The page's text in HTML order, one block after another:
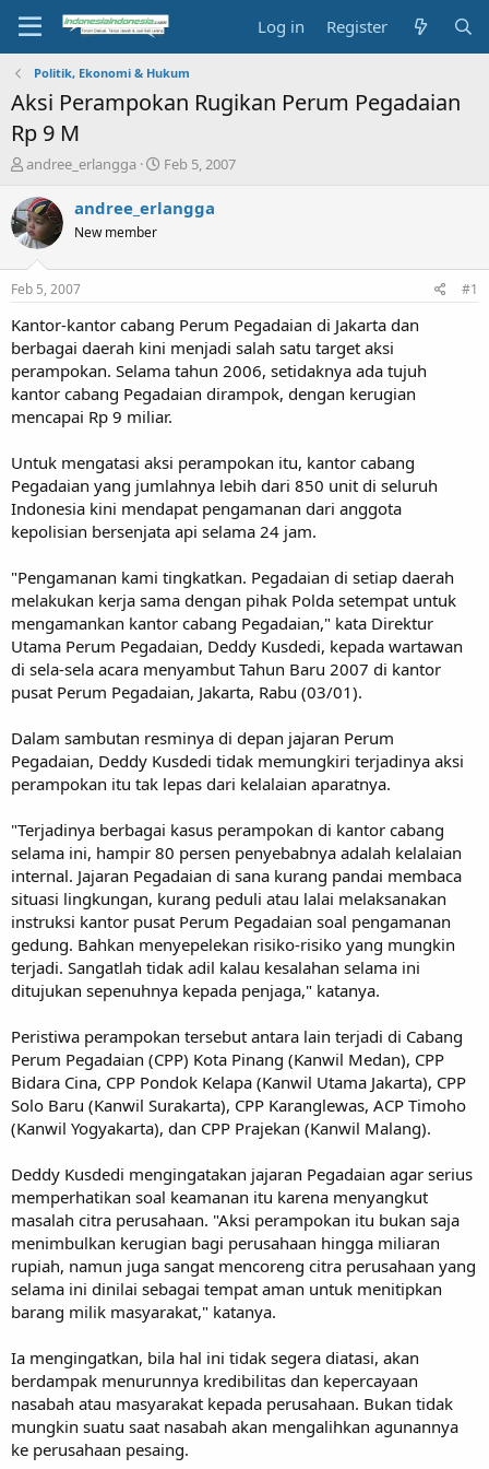
Log in Register
Politik, Ekonomi & Hukum
Aksi Perampokan Rugikan Perum Pegadaian
Rp 9 M
T
r
e
a
s
t
a
t
e
r
andree_erlangga
S
a
e
Feb 5, 2007
andree_erlangga
New member
Feb 5, 2007 #1
Kantor-kantor cabang Perum Pegadaian di Jakarta dan
berbagai daerah kini menjadi salah satu target aksi
perampokan. Selama tahun 2006, setidaknya ada tujuh
kantor cabang Pegadaian dirampok, dengan kerugian
mencapai Rp 9 miliar.
Untuk mengatasi aksi perampokan itu, kantor cabang
Pegadaian yang jumlahnya lebih dari 850 unit di seluruh
Indonesia kini mendapat pengamanan dari anggota
kepolisian bersenjata api selama 24 jam.
"Pengamanan kami tingkatkan. Pegadaian di setiap daerah
melakukan kerja sama dengan pihak Polda setempat untuk
mengamankan kantor cabang Pegadaian," kata Direktur
Utama Perum Pegadaian, Deddy Kusdedi, kepada wartawan
di sela-sela acara menyambut Tahun Baru 2007 di kantor
pusat Perum Pegadaian, Jakarta, Rabu (03/01).
Dalam sambutan resminya di depan jajaran Perum
Pegadaian, Deddy Kusdedi tidak memungkiri terjadinya aksi
perampokan itu tak lepas dari kelalaian aparatnya.
"Terjadinya berbagai kasus perampokan di kantor cabang
selama ini, hampir 80 persen penyebabnya adalah kelalaian
internal. Jajaran Pegadaian di sana kurang pandai membaca
situasi lingkungan, kurang peduli atau lalai melaksanakan
instruksi kantor pusat Perum Pegadaian soal pengamanan
gedung. Bahkan menyepelekan risiko-risiko yang mungkin
terjadi. Sangatlah tidak adil kalau kesalahan selama ini
ditujukan sepenuhnya kepada penjaga," katanya.
Peristiwa perampokan tersebut antara lain terjadi di Cabang
Perum Pegadaian (CPP) Kota Pinang (Kanwil Medan), CPP
Bidara Cina, CPP Pondok Kelapa (Kanwil Utama Jakarta), CPP
Solo Baru (Kanwil Surakarta), CPP Karanglewas, ACP Timoho
(Kanwil Yogyakarta), dan CPP Prajekan (Kanwil Malang).
Deddy Kusdedi mengingatakan jajaran Pegadaian agar serius
memperhatikan soal keamanan itu karena menyangkut
masalah citra perusahaan. "Aksi perampokan itu bukan saja
menimbulkan kerugian bagi perusahaan hingga miliaran
rupiah, namun juga sangat mencoreng citra perusahaan yang
selama ini dinilai sebagai tempat aman untuk menitipkan
barang milik masyarakat," katanya.
Ia mengingatkan, bila hal ini tidak segera diatasi, akan
berdampak menurunnya kredibilitas dan kepercayaan
nasabah atau masyarakat kepada perusahaan. Bukan tidak
mungkin suatu saat nasabah akan mengalihkan agunannya
ke perusahaan pesaing.